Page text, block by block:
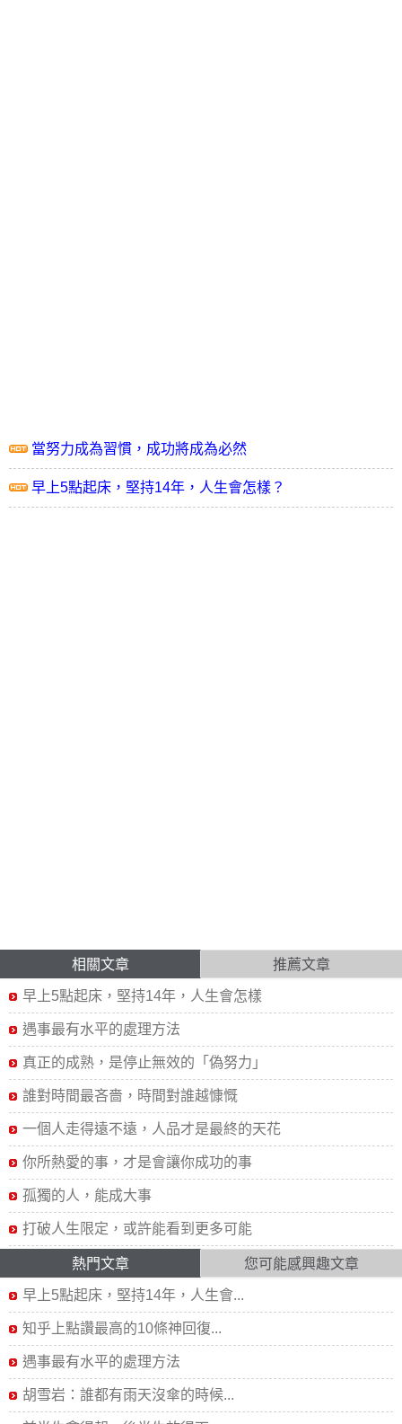
當努力成為習慣，成功將成為必然
早上5點起床，堅持14年，人生會怎樣？
相關文章 推薦文章
早上5點起床，堅持14年，人生會怎樣
遇事最有水平的處理方法
真正的成熟，是停止無效的「偽努力」
誰對時間最吝嗇，時間對誰越慷慨
一個人走得遠不遠，人品才是最終的天花
你所熱愛的事，才是會讓你成功的事
孤獨的人，能成大事
打破人生限定，或許能看到更多可能
熱門文章 您可能感興趣文章
早上5點起床，堅持14年，人生會...
知乎上點讚最高的10條神回復...
遇事最有水平的處理方法
胡雪岩：誰都有雨天沒傘的時候...